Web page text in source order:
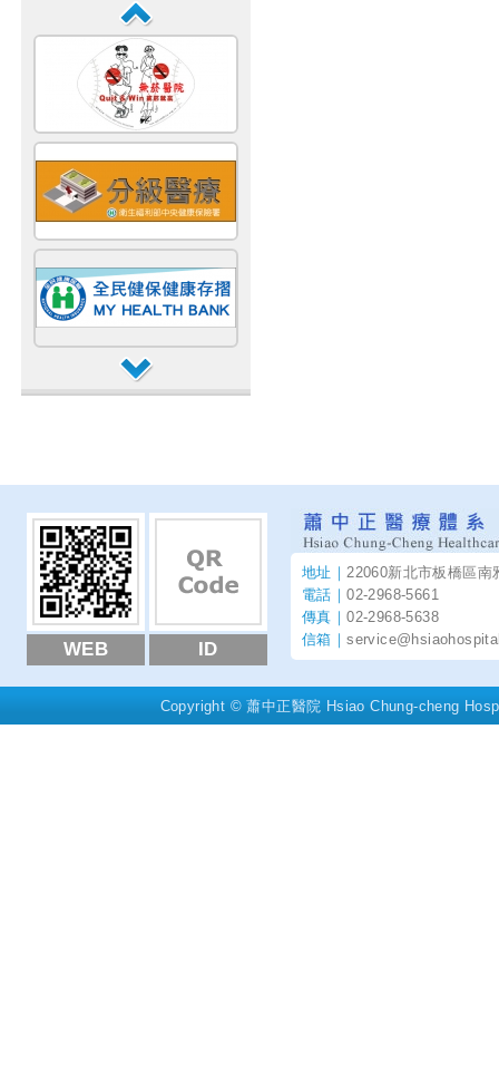
WEB ID
地址｜22060新北市板橋區南
電話｜02-2968-5661
傳真｜02-2968-5638
信箱｜
Copyright © 蕭中正醫院 Hsiao Chung-cheng